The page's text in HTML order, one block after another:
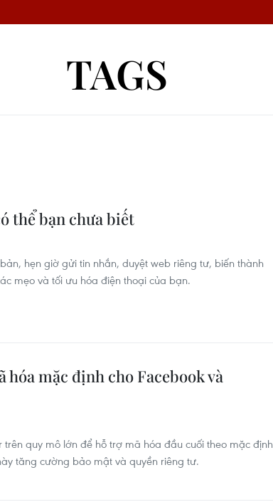
TAGS
thể bạn chưa biết
hẹn giờ gửi tin nhắn, duyệt web riêng tư, biến thành
mẹo và tối ưu hóa điện thoại của bạn.
mặc định cho Facebook và
quy mô lớn để hỗ trợ mã hóa đầu cuối theo mặc định
tăng cường bảo mật và quyền riêng tư.